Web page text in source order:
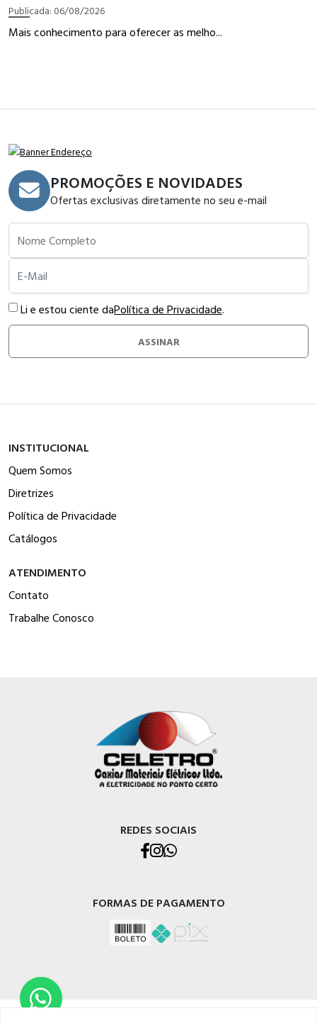
Publicada: 06/08/2026
Mais conhecimento para oferecer as melho...
PROMOÇÕES E NOVIDADES
Ofertas exclusivas diretamente no seu e-mail
Nome Completo
E-Mail
Li e estou ciente daPolítica de Privacidade.
ASSINAR
INSTITUCIONAL
Quem Somos
Diretrizes
Política de Privacidade
Catálogos
ATENDIMENTO
Contato
Trabalhe Conosco
REDES SOCIAIS
FORMAS DE PAGAMENTO